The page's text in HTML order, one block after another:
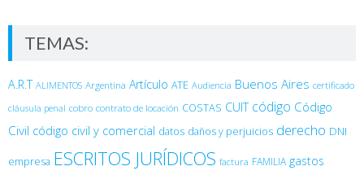
TEMAS:
A.R.T ALIMENTOS Argentina Artículo ATE Audiencia Buenos Aires certificado
cláusula penal cobro contrato de locación COSTAS CUIT código Código
Civil código civil y comercial datos daños y perjuicios derecho DNI
empresa ESCRITOS JURÍDICOS factura FAMILIA gastos